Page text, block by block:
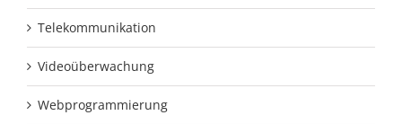
Telekommunikation
Videoüberwachung
Webprogrammierung